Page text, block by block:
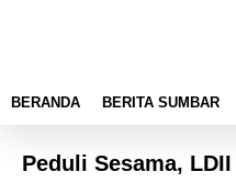
BERANDA BERITA SUMBAR
Peduli Sesama,